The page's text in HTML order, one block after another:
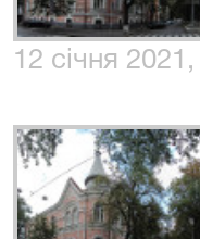
12 січня